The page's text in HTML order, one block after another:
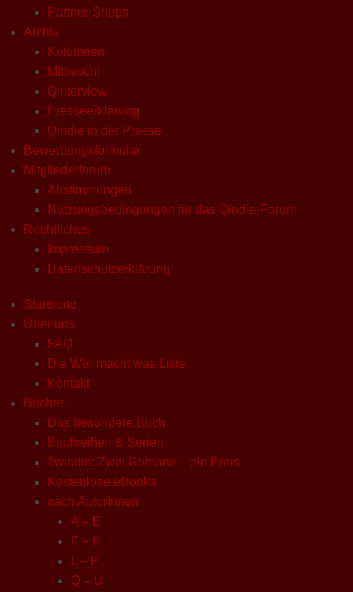
Partner-Shops
Archiv
Kolumnen
Mittwoch!
Qinterview
Presseerklärung
Qindie in der Presse
Bewerbungsformular
Mitgliederforum
Abstimmungen
Nutzungsbedingungen für das Qindie-Forum
Rechtliches
Impressum
Datenschutzerklärung
Startseite
Über uns
FAQ
Die Wer macht was Liste
Kontakt
Bücher
Das besondere Buch
Buchreihen & Serien
Twindie: Zwei Romane – ein Preis
Kostenlose eBooks
nach AutorInnen
A – E
F – K
L – P
Q – U